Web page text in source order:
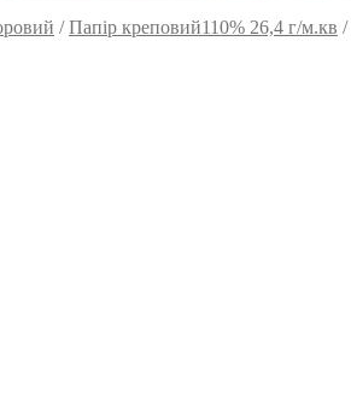
/Папір креповий110% 26,4 г/м.кв /